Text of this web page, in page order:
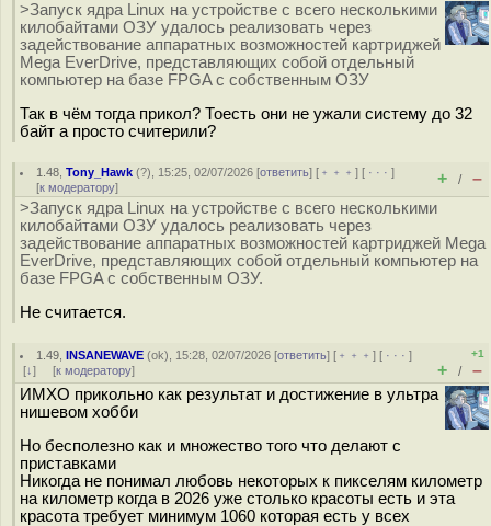
>Запуск ядра Linux на устройстве с всего несколькими
килобайтами ОЗУ удалось реализовать через
задействование аппаратных возможностей картриджей
Mega EverDrive, представляющих собой отдельный
компьютер на базе FPGA с собственным ОЗУ
Так в чём тогда прикол? Тоесть они не ужали систему до 32
байт а просто считерили?
1.48 ,Tony_Hawk (?), 15:25, 02/07/2026 [ответить] [ ﹢﹢﹢] [ · · ·]
[к модератору] + / –
>Запуск ядра Linux на устройстве с всего несколькими
килобайтами ОЗУ удалось реализовать через
задействование аппаратных возможностей картриджей Mega
EverDrive, представляющих собой отдельный компьютер на
базе FPGA с собственным ОЗУ.
Не считается.
1.49 ,INSANEWAVE (ok), 15:28, 02/07/2026 [ответить] [ ﹢﹢﹢] [ · · ·]
[↓] [к модератору]
+1
+ / –
ИМХО прикольно как результат и достижение в ультра
нишевом хобби
Но бесполезно как и множество того что делают с
приставками
Никогда не понимал любовь некоторых к пикселям километр
на километр когда в 2026 уже столько красоты есть и эта
красота требует минимум 1060 которая есть у всех